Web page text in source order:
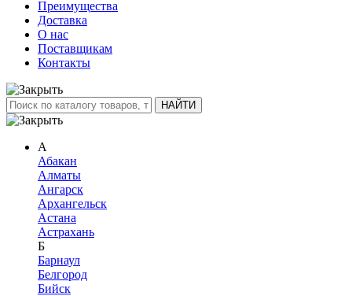
Преимущества
Доставка
О нас
Поставщикам
Контакты
А
Абакан
Алматы
Ангарск
Архангельск
Астана
Астрахань
Б
Барнаул
Белгород
Бийск